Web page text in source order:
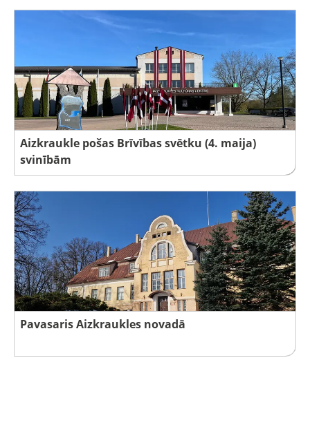
Aizkraukle pošas Brīvības svētku (4. maija)
svinībām
Pavasaris Aizkraukles novadā